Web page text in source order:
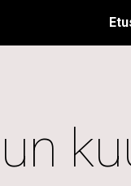
Skip to